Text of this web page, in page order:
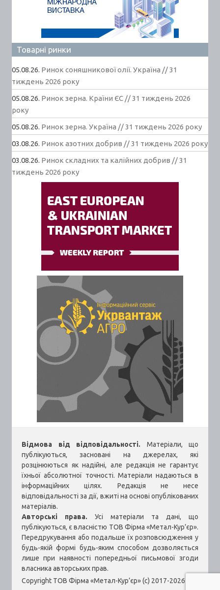
Товарні ринки
05.08.26. Ринок соняшникової олії. Україна // 31
тиждень 2026 року
05.08.26. Ринок зерна. Країни ЄС // 31 тиждень 2026
року
05.08.26. Ринок зерна. Україна // 31 тиждень 2026 року
03.08.26. Ринок азотних добрив // 31 тиждень 2026 року
03.08.26. Ринок складних та калійних добрив // 31
тиждень 2026 року
Відмова від відповідальності. Матеріали, що
публікуються, засновані на джерелах, які
розцінюються як надійні, але редакція не гарантує
їхньої абсолютної точності. Матеріали надаються в
інформаційних цілях. Редакція не несе
відповідальності за дії, вжиті на основі опублікованих
матеріалів.
Авторські права. Усі матеріали та дані, що
публікуються, є власністю ТОВ Фірма «Метал-Кур’єр».
Передрукування або подальше їх розповсюдження у
будь-якій формі будь-яким способом дозволяється
лише при наявності попередньої письмової згоди
власника авторських прав.
Copyright ТОВ Фірма «Метал-Кур’єр» (c) 2017-2026